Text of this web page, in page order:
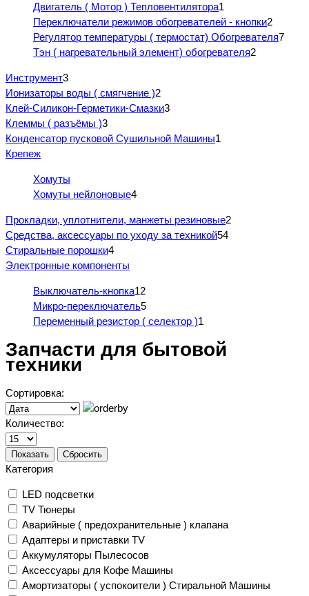
Двигатель ( Мотор ) Тепловентилятора1
Переключатели режимов обогревателей - кнопки2
Регулятор температуры ( термостат) Обогревателя7
Тэн ( нагревательный элемент) обогревателя2
Инструмент3
Ионизаторы воды ( смягчение )2
Клей-Силикон-Герметики-Смазки3
Клеммы ( разъёмы )3
Конденсатор пусковой Сушильной Машины1
Крепеж
Хомуты
Хомуты нейлоновые4
Прокладки, уплотнители, манжеты резиновые2
Средства, аксессуары по уходу за техникой54
Стиральные порошки4
Электронные компоненты
Выключатель-кнопка12
Микро-переключатель5
Переменный резистор ( селектор )1
Запчасти для бытовой
техники
Сортировка:
Количество:
Показать Сбросить
Категория
LED подсветки
TV Тюнеры
Аварийные ( предохранительные ) клапана
Адаптеры и приставки TV
Аккумуляторы Пылесосов
Аксессуары для Кофе Машины
Амортизаторы ( успокоители ) Стиральной Машины